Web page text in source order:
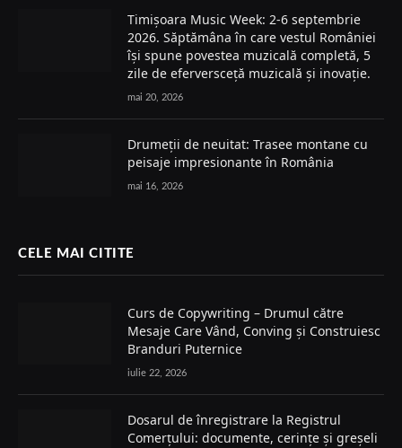
Timișoara Music Week: 2-6 septembrie
2026. Săptămâna în care vestul României
își spune povestea muzicală completă, 5
zile de eferversceță muzicală și inovație.
mai 20, 2026
Drumeții de neuitat: Trasee montane cu
peisaje impresionante în România
mai 16, 2026
CELE MAI CITITE
Curs de Copywriting – Drumul către
Mesaje Care Vând, Conving și Construiesc
Branduri Puternice
iulie 22, 2026
Dosarul de înregistrare la Registrul
Comerțului: documente, cerințe și greșeli